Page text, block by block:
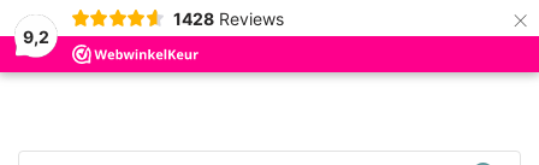
9,2
1428 Reviews ×
0